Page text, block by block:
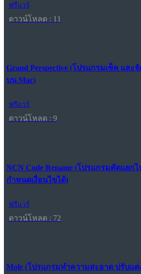
ฟรีแวร์
ดาวน์โหลด : 11
Grand Perspective (โปรแกรมเช็ค แล
บน Mac)
ฟรีแวร์
ดาวน์โหลด : 9
NCN Code Rename (โปรแกรมคัดแยก
กำหนดเงื่อนไขได้)
ฟรีแวร์
ดาวน์โหลด : 72
Mole (โปรแกรมทำความสะอาด ปรับแต่